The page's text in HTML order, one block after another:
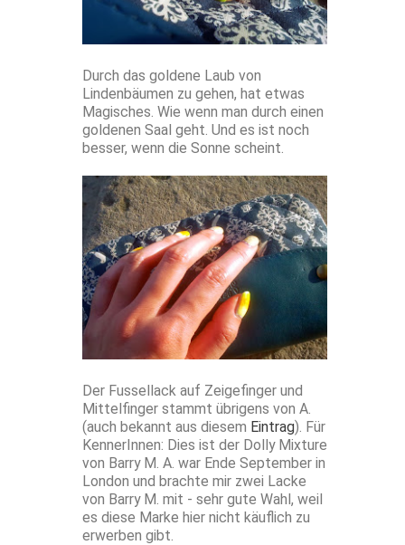
Durch das goldene Laub von
Lindenbäumen zu gehen, hat etwas
Magisches. Wie wenn man durch einen
goldenen Saal geht. Und es ist noch
besser, wenn die Sonne scheint.
Der Fussellack auf Zeigefinger und
Mittelfinger stammt übrigens von A.
(auch bekannt aus diesem Eintrag). Für
KennerInnen: Dies ist der Dolly Mixture
von Barry M. A. war Ende September in
London und brachte mir zwei Lacke
von Barry M. mit - sehr gute Wahl, weil
es diese Marke hier nicht käuflich zu
erwerben gibt.